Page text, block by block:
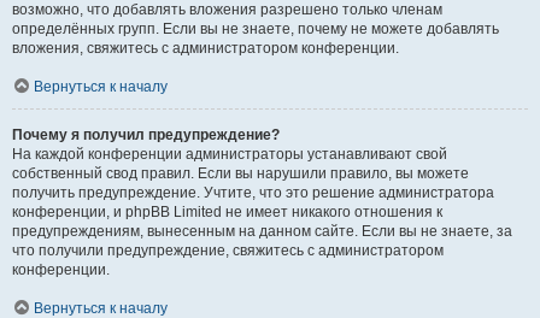
возможно, что добавлять вложения разрешено только членам
определённых групп. Если вы не знаете, почему не можете добавлять
вложения, свяжитесь с администратором конференции.
Вернуться к началу
Почему я получил предупреждение?
На каждой конференции администраторы устанавливают свой
собственный свод правил. Если вы нарушили правило, вы можете
получить предупреждение. Учтите, что это решение администратора
конференции, и phpBB Limited не имеет никакого отношения к
предупреждениям, вынесенным на данном сайте. Если вы не знаете, за
что получили предупреждение, свяжитесь с администратором
конференции.
Вернуться к началу